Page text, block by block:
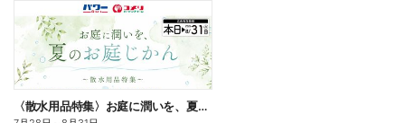
〈散水用品特集〉お庭に潤いを、夏のお庭じかん